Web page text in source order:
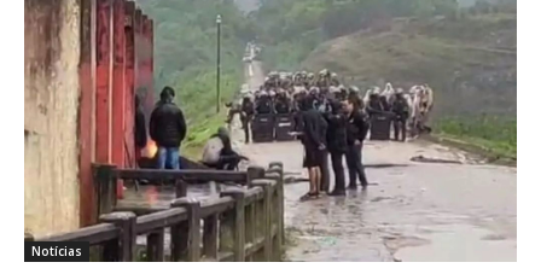
Notícias